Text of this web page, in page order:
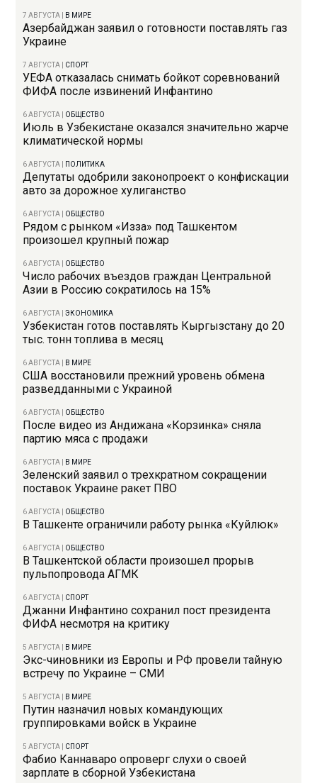
7 АВГУСТА В МИРЕ
Азербайджан заявил о готовности поставлять газ
Украине
7 АВГУСТА СПОРТ
УЕФА отказалась снимать бойкот соревнований
ФИФА после извинений Инфантино
6 АВГУСТА ОБЩЕСТВО
Июль в Узбекистане оказался значительно жарче
климатической нормы
6 АВГУСТА ПОЛИТИКА
Депутаты одобрили законопроект о конфискации
авто за дорожное хулиганство
6 АВГУСТА ОБЩЕСТВО
Рядом с рынком «Изза» под Ташкентом
произошел крупный пожар
6 АВГУСТА ОБЩЕСТВО
Число рабочих въездов граждан Центральной
Азии в Россию сократилось на 15%
6 АВГУСТА |ЭКОНОМИКА
Узбекистан готов поставлять Кыргызстану до 20
тыс. тонн топлива в месяц
6 АВГУСТА В МИРЕ
США восстановили прежний уровень обмена
разведданными с Украиной
6 АВГУСТА ОБЩЕСТВО
После видео из Андижана «Корзинка» сняла
партию мяса с продажи
6 АВГУСТА В МИРЕ
Зеленский заявил о трехкратном сокращении
поставок Украине ракет ПВО
6 АВГУСТА ОБЩЕСТВО
В Ташкенте ограничили работу рынка «Куйлюк»
6 АВГУСТА ОБЩЕСТВО
В Ташкентской области произошел прорыв
пульпопровода АГМК
6 АВГУСТА СПОРТ
Джанни Инфантино сохранил пост президента
ФИФА несмотря на критику
5 АВГУСТА В МИРЕ
Экс-чиновники из Европы и РФ провели тайную
встречу по Украине – СМИ
5 АВГУСТА В МИРЕ
Путин назначил новых командующих
группировками войск в Украине
5 АВГУСТА СПОРТ
Фабио Каннаваро опроверг слухи о своей
зарплате в сборной Узбекистана